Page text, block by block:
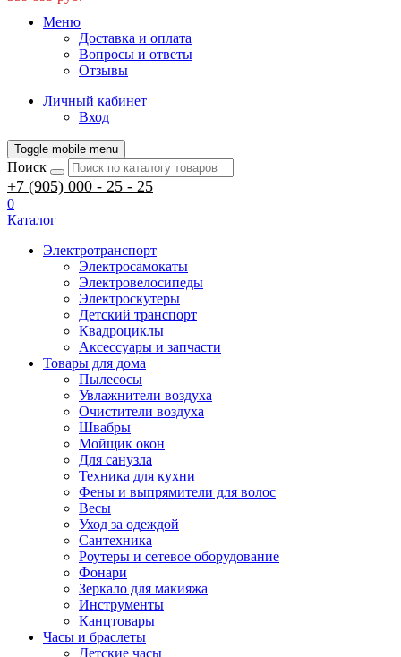
Меню
Доставка и оплата
Вопросы и ответы
Отзывы
Личный кабинет
Вход
Toggle mobile menu
Поиск
+7 (905) 000 - 25 - 25
0
Каталог
Электротранспорт
Электросамокаты
Электровелосипеды
Электроскутеры
Детский транспорт
Квадроциклы
Аксессуары и запчасти
Товары для дома
Пылесосы
Увлажнители воздуха
Очистители воздуха
Швабры
Мойщик окон
Для санузла
Техника для кухни
Фены и выпрямители для волос
Весы
Уход за одеждой
Сантехника
Роутеры и сетевое оборудование
Фонари
Зеркало для макияжа
Инструменты
Канцтовары
Часы и браслеты
Детские часы